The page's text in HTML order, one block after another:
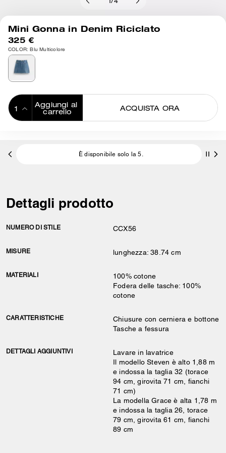
/4
Mini Gonna in Denim Riciclato
325 €
COLOR: Blu Multicolore
Aggiungi al
carrello
ACQUISTA ORA
È disponibile solo la 5.
Dettagli prodotto
NUMERO DI STILE CCX56
MISURE lunghezza: 38.74 cm
MATERIALI
100% cotone
Fodera delle tasche: 100%
cotone
CARATTERISTICHE
Chiusure con cerniera e bottone
Tasche a fessura
DETTAGLI AGGIUNTIVI
Lavare in lavatrice
Il modello Steven è alto 1,88 m
e indossa la taglia 32 (torace
94 cm, girovita 71 cm, fianchi
71 cm)
La modella Grace è alta 1,78 m
e indossa la taglia 26, torace
79 cm, girovita 61 cm, fianchi
89 cm